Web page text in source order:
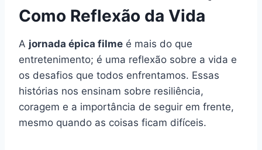
Como Reflexão da Vida
A jornada épica filme é mais do que
entretenimento; é uma reflexão sobre a vida e
os desafios que todos enfrentamos. Essas
histórias nos ensinam sobre resiliência,
coragem e a importância de seguir em frente,
mesmo quando as coisas ficam difíceis.